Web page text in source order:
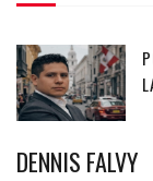
DENNIS FALVY